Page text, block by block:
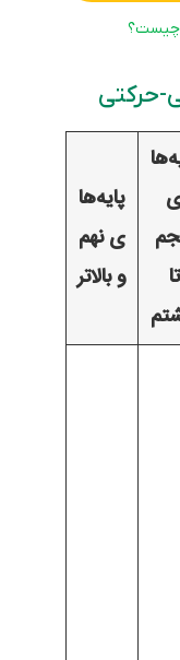
چیست؟
حرکتی
تا
پایه‌ها
ی نهم
و بالاتر